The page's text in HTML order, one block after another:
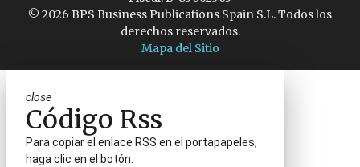
© 2026 BPS Business Publications Spain S.L. Todos los
derechos reservados.
Mapa del Sitio
close
Código Rss
Para copiar el enlace RSS en el portapapeles,
haga clic en el botón.